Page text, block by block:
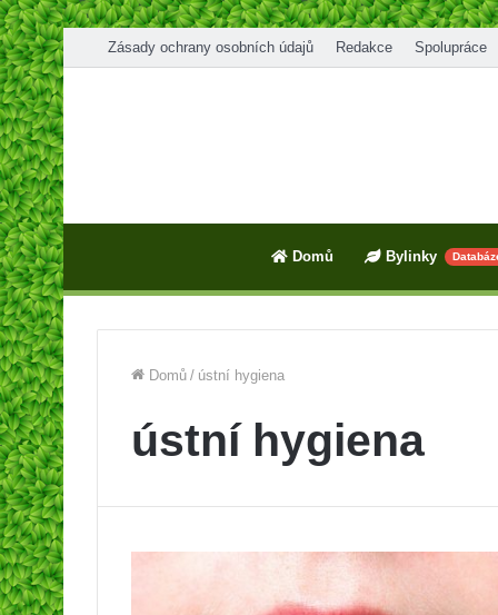
Zásady ochrany osobních údajů Redakce Spolupráce
Domů Bylinky
Domů / ústní hygiena
ústní hygiena